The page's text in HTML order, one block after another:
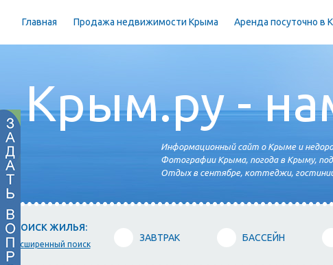
Главная Продажа недвижимости Крыма Аренда посуточно в
Крым.ру -
Информационный сайт о Крыме и
Фотографии Крыма, погода в Крыму,
Отдых в сентябре, коттеджи,
ПОИСК ЖИЛЬЯ:
расширенный поиск
ЗАВТРАК БАССЕЙН